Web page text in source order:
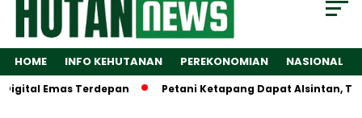
HOME INFO KEHUTANAN PEREKONOMIAN NASIONAL
Emas Terdepan Petani Ketapang Dapat Alsintan, Tapi